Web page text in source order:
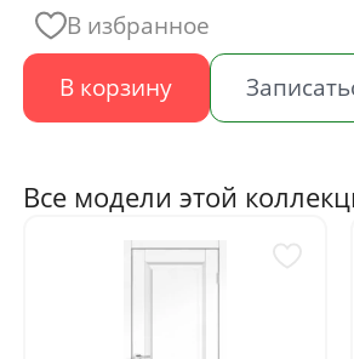
В избранное
В корзину
Все модели этой